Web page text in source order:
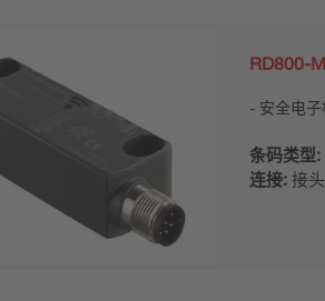
RD800-
安全电子
条码类型:
连接: 接